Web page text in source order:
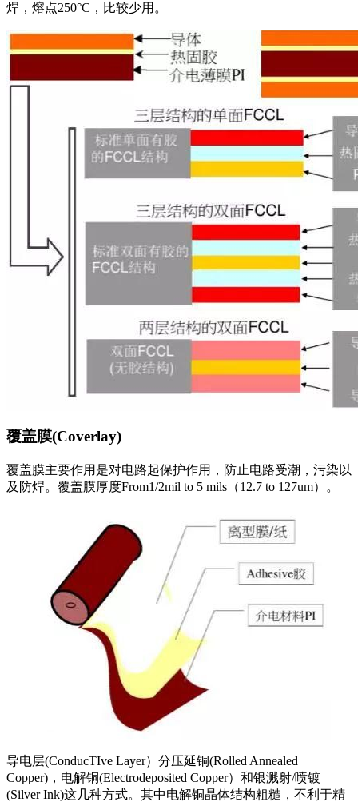
焊，熔点250°C，比较少用。
覆盖膜(Coverlay)
覆盖膜主要作用是对电路起保护作用，防止电路受潮，污染以
及防焊。覆盖膜厚度From1/2mil to 5 mils（12.7 to 127um）。
导电层(ConducTIve Layer）分压延铜(Rolled Annealed
Copper)，电解铜(Electrodeposited Copper）和银溅射/喷镀
(Silver Ink)这几种方式。其中电解铜晶体结构粗糙，不利于精